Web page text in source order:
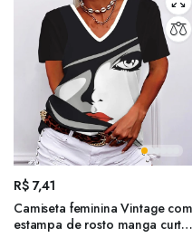
R$7,41
Camiseta feminina Vintage com
estampa de rosto manga curta,